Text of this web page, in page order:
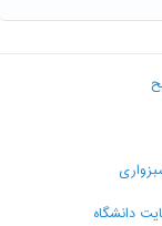
دانشگاه